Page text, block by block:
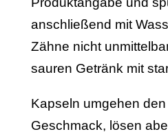
anschließend mit
Zähne nicht
sauren Getränk mit
Kapseln umgehen
Geschmack, lösen